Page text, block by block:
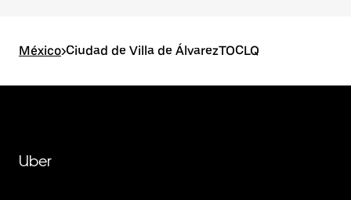
México>Ciudad de Villa de ÁlvarezTOCLQ
Uber